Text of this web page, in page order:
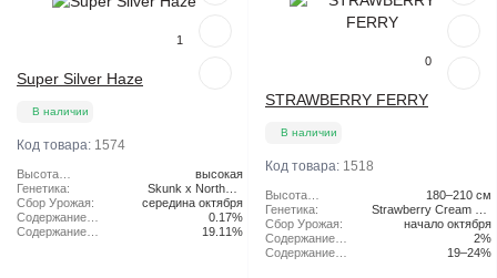
1
Super Silver Haze
В наличии
Код товара: 1574
Высота
растения:
высокая
Генетика:
Skunk x Northern
Lights x Haze
Сбор Урожая:
середина октября
Содержание
CBD:
0.17%
Содержание
19.11%
0
STRAWBERRY FERRY
В наличии
Код товара: 1518
Высота
растения:
180–210 см
Генетика:
Strawberry Cream Pie
x Original Haze
Сбор Урожая:
начало октября
Содержание
CBD:
2%
Содержание
19–24%